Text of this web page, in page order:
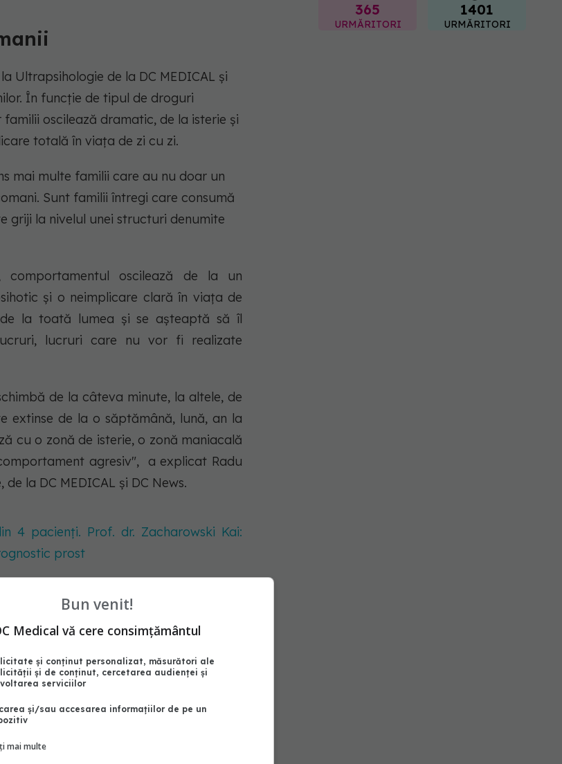
Ultrapsihologie de la DC MEDICAL și
În funcție de tipul de droguri
oscilează dramatic, de la isterie și
totală în viața de zi cu zi.
mai multe familii care au nu doar un
Sunt familii întregi care consumă
griji la nivelul unei structuri denumite
oscilează de la un
și o neimplicare clară în viața de
la toată lumea și se așteaptă să îl
lucruri care nu vor fi realizate
de la câteva minute, la altele, de
de la o săptămână, lună, an la
cu o zonă de isterie, o zonă maniacală
agresiv", a explicat Radu
la DC MEDICAL și DC News.
4 pacienți. Prof. dr. Zacharowski Kai:
prost
365
URMĂRITORI
1401
URMĂRITORI
Bun venit!
Medical vă cere consimțământul
și conținut personalizat, măsurători ale
și de conținut, cercetarea audienței și
serviciilor
și/sau accesarea informațiilor de pe un
mai multe